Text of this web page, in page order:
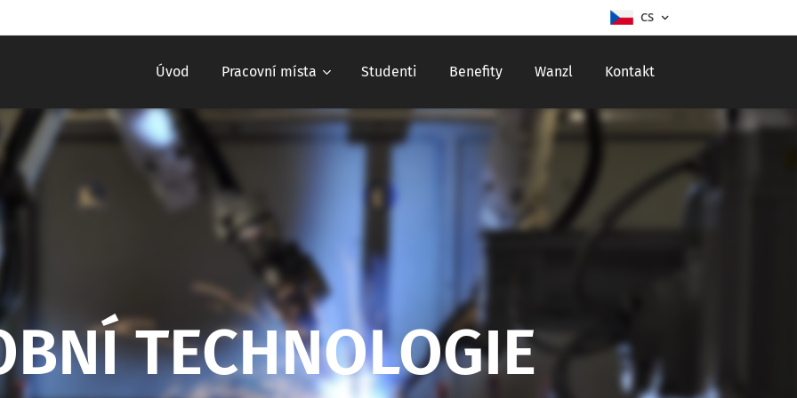
CS
Úvod Pracovní místa Studenti Benefity Wanzl Kontakt
TECHNOLOGIE